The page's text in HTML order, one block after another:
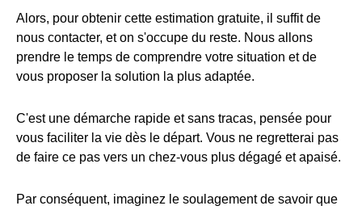
Alors, pour obtenir cette estimation gratuite, il suffit de
nous contacter, et on s'occupe du reste. Nous allons
prendre le temps de comprendre votre situation et de
vous proposer la solution la plus adaptée.
C'est une démarche rapide et sans tracas, pensée pour
vous faciliter la vie dès le départ. Vous ne regretterai pas
de faire ce pas vers un chez-vous plus dégagé et apaisé.
Par conséquent, imaginez le soulagement de savoir que